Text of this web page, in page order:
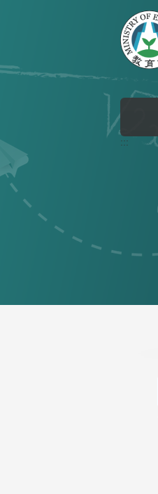
:::